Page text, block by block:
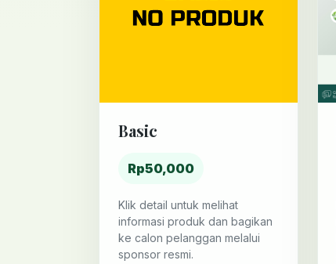
Basic
Rp50,000
Klik detail untuk melihat
informasi produk dan bagikan
ke calon pelanggan melalui
sponsor resmi.